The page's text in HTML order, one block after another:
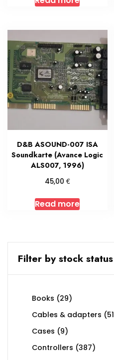
D&B ASOUND-007 ISA
Soundkarte (Avance Logic
ALS007, 1996)
45,00 €
Read more
Filter by stock status
Books 2929
Cables & adapters 51
Cases 99
Controllers 387387